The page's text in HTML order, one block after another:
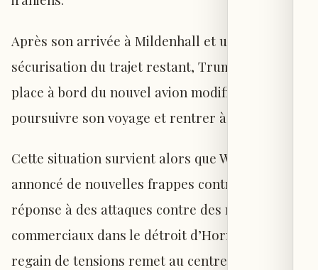
Après son arrivée à Mildenhall et une
sécurisation du trajet restant, Trump a repris
place à bord du nouvel avion modifié pour
poursuivre son voyage et rentrer à Washington.
Cette situation survient alors que Washington a
annoncé de nouvelles frappes contre l’Iran, en
réponse à des attaques contre des navires
commerciaux dans le détroit d’Hormuz. Ce
regain de tensions remet au centre des